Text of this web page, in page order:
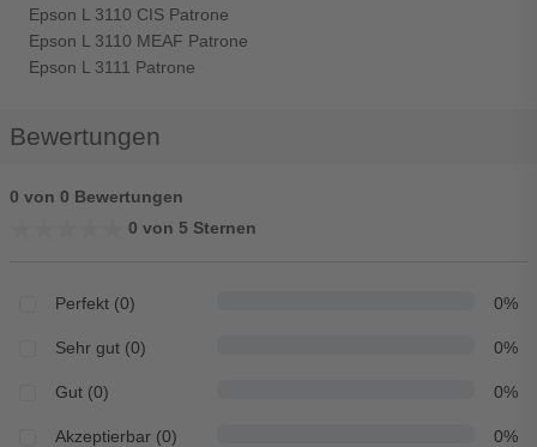
Epson L 3110 CIS Patrone
Epson L 3110 MEAF Patrone
Epson L 3111 Patrone
Bewertungen
0 von 0 Bewertungen
0 von 5 Sternen
Perfekt (0) 0%
Sehr gut (0) 0%
Gut (0) 0%
Akzeptierbar (0) 0%